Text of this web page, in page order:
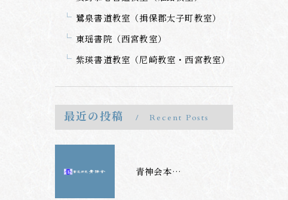
鷺泉書道教室（揖保郡太子町教室）
東瑶書院（西宮教室）
紫瑛書道教室（尼崎教室・西宮教室）
最近の投稿 Recent Posts
青神会本部教室（東住吉区）